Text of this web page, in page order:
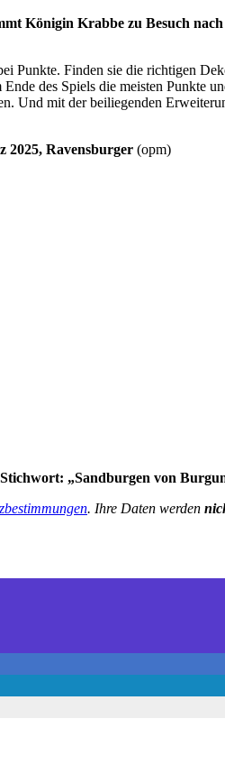
Königin Krabbe zu Besuch
Finden sie die richtigen
des Spiels die meisten Punkte
mit der beiliegenden
2025, Ravensburger (opm)
„Sandburgen von
. Ihre Daten werden